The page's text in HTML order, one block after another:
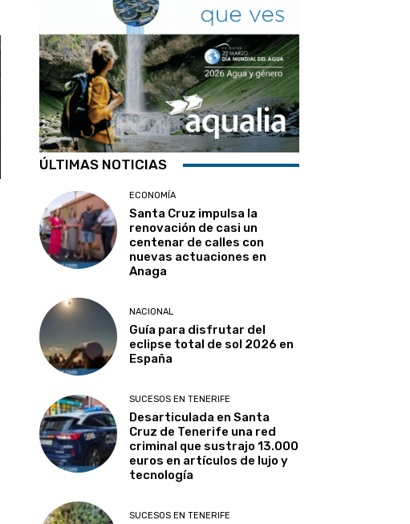
ÚLTIMAS NOTICIAS
ECONOMÍA
Santa Cruz impulsa la
renovación de casi un
centenar de calles con
nuevas actuaciones en
Anaga
NACIONAL
Guía para disfrutar del
eclipse total de sol 2026 en
España
SUCESOS EN TENERIFE
Desarticulada en Santa
Cruz de Tenerife una red
criminal que sustrajo 13.000
euros en artículos de lujo y
tecnología
SUCESOS EN TENERIFE